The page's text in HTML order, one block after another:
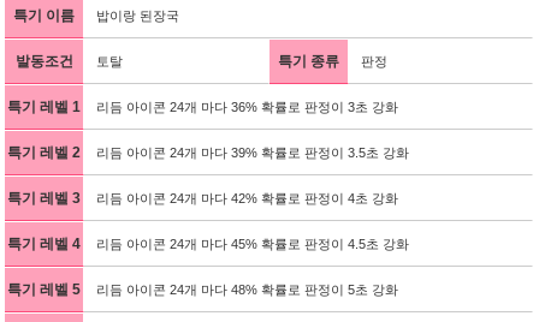
특기 이름 밥이랑 된장국
발동조건 토탈 특기 종류 판정
특기 레벨 1 리듬 아이콘 24개 마다 36% 확률로 판정이 3초 강화
특기 레벨 2 리듬 아이콘 24개 마다 39% 확률로 판정이 3.5초 강화
특기 레벨 3 리듬 아이콘 24개 마다 42% 확률로 판정이 4초 강화
특기 레벨 4 리듬 아이콘 24개 마다 45% 확률로 판정이 4.5초 강화
특기 레벨 5 리듬 아이콘 24개 마다 48% 확률로 판정이 5초 강화